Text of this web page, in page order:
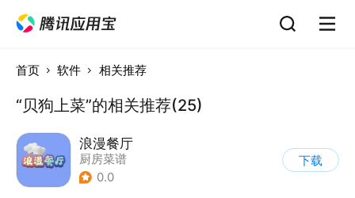
首页 软件 相关推荐
“贝狗上菜”的相关推荐(25)
浪漫餐厅
厨房菜谱
0.0
下载